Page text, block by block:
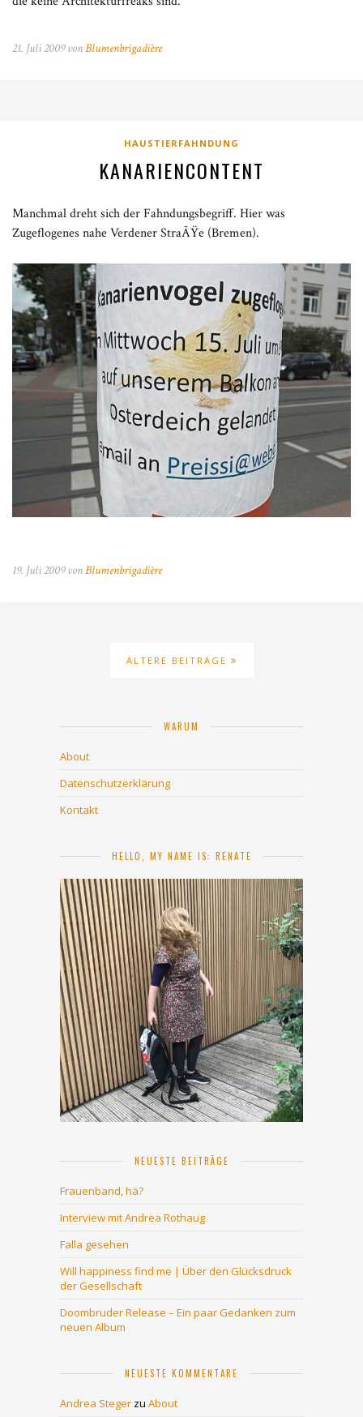
21. Juli 2009 vonBlumenbrigadière
HAUSTIERFAHNDUNG
KANARIENCONTENT
Manchmal dreht sich der Fahndungsbegriff. Hier was
Zugeflogenes nahe Verdener StraÃŸe (Bremen).
19. Juli 2009 vonBlumenbrigadière
ÄLTERE BEITRÄGE
WARUM
About
Datenschutzerklärung
Kontakt
HELLO, MY NAME IS: RENATE
NEUESTE BEITRÄGE
Frauenband, hä?
Interview mit Andrea Rothaug
Falla gesehen
Will happiness find me | Über den Glücksdruck
der Gesellschaft
Doombruder Release – Ein paar Gedanken zum
neuen Album
NEUESTE KOMMENTARE
Andrea Steger zu About